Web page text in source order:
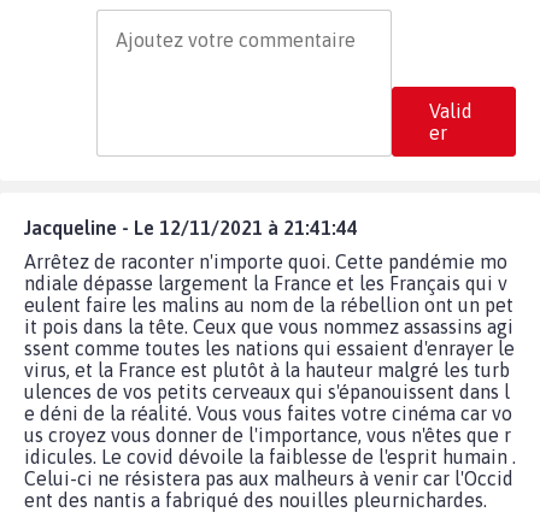
Valid
er
Jacqueline - Le 12/11/2021 à 21:41:44
Arrêtez de raconter n'importe quoi. Cette pandémie mo
ndiale dépasse largement la France et les Français qui v
eulent faire les malins au nom de la rébellion ont un pet
it pois dans la tête. Ceux que vous nommez assassins agi
ssent comme toutes les nations qui essaient d'enrayer le
virus, et la France est plutôt à la hauteur malgré les turb
ulences de vos petits cerveaux qui s'épanouissent dans l
e déni de la réalité. Vous vous faites votre cinéma car vo
us croyez vous donner de l'importance, vous n'êtes que r
idicules. Le covid dévoile la faiblesse de l'esprit humain .
Celui-ci ne résistera pas aux malheurs à venir car l'Occid
ent des nantis a fabriqué des nouilles pleurnichardes.